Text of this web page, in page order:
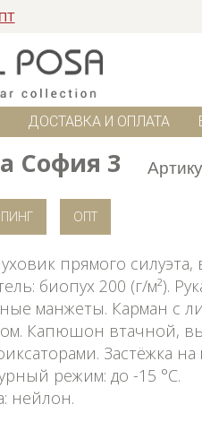
ДОСТАВКА И ОПЛАТА
София 3
ОПТ
прямого
биопух 200 (г/м²).
манжеты. Карман с
Капюшон втачной,
Застёжка
режим: до -15 °C.
нейлон.